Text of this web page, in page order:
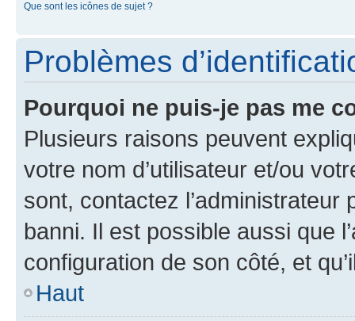
Que sont les icônes de sujet ?
Problèmes
Pourquoi ne puis-je pas me
Plusieurs raisons peuvent
votre nom d’utilisateur et/ou
sont, contactez l’administrateur
banni. Il est possible aussi que
configuration de son côté, et
Haut